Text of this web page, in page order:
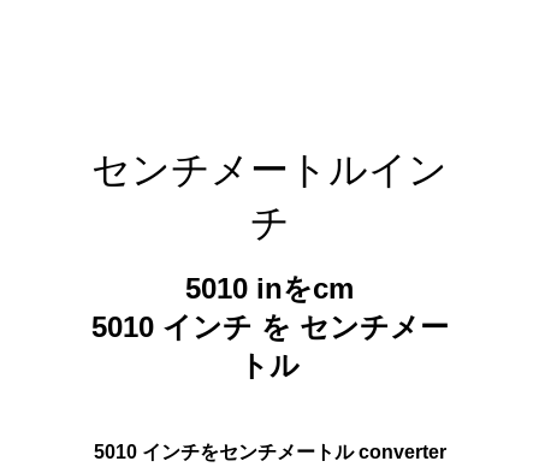
センチメートルイン
チ
5010 inをcm
5010 インチ を センチメー
トル
5010 インチをセンチメートル converter